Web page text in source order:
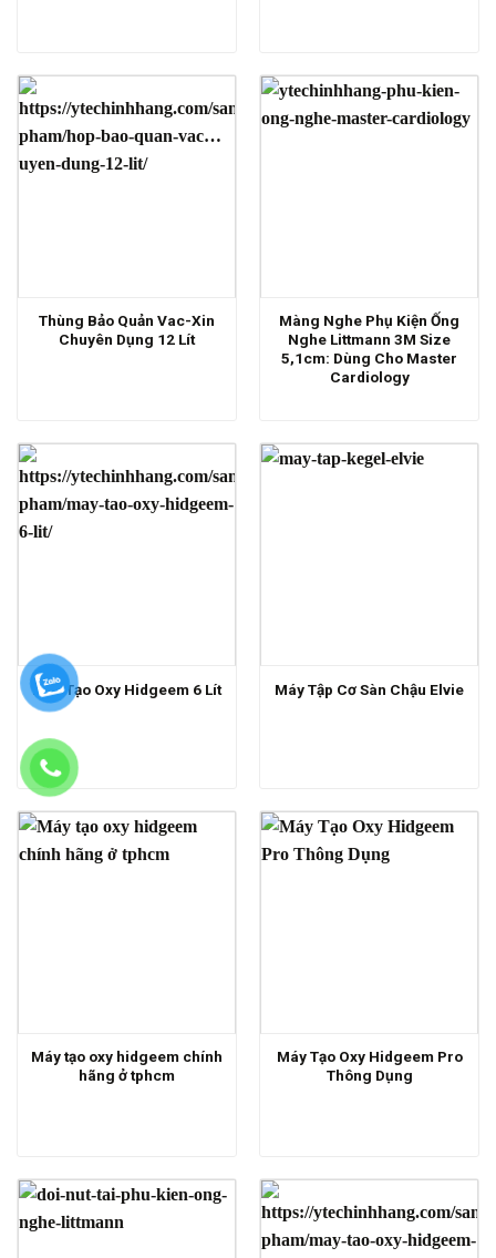
Thùng Bảo Quản Vac-Xin
Chuyên Dụng 12 Lít
Màng Nghe Phụ Kiện Ống
Nghe Littmann 3M Size
5,1cm: Dùng Cho Master
Cardiology
Máy Tạo Oxy Hidgeem 6 Lít Máy Tập Cơ Sàn Chậu Elvie
Máy tạo oxy hidgeem chính
hãng ở tphcm
Máy Tạo Oxy Hidgeem Pro
Thông Dụng